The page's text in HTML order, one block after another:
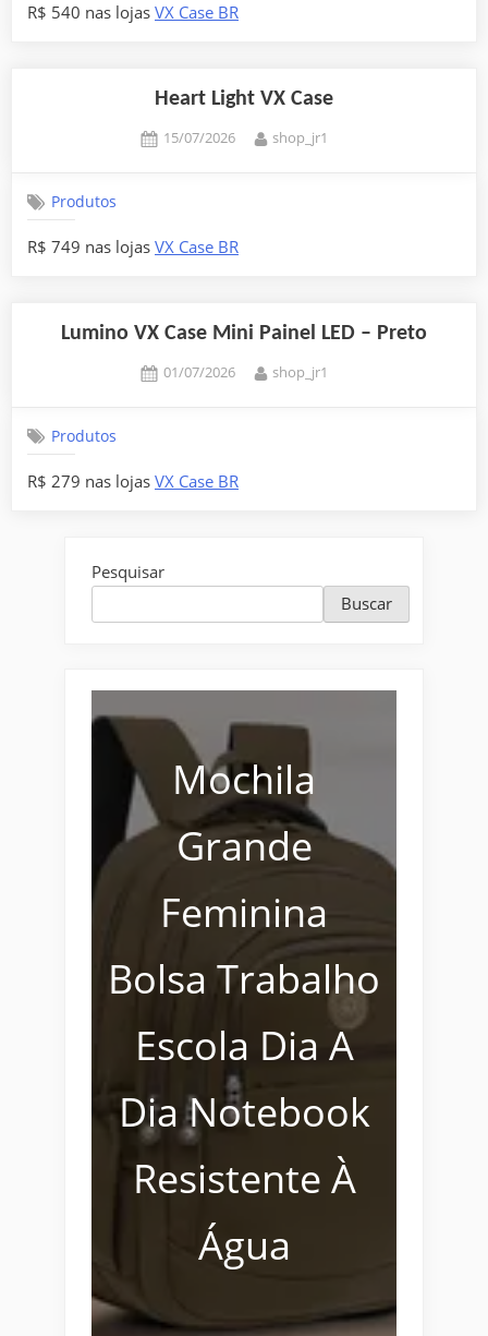
R$ 540 nas lojas VX Case BR
Heart Light VX Case
Posted
15/07/2026 By
shop_jr1
Produtos
R$ 749 nas lojas VX Case BR
Lumino VX Case Mini Painel LED – Preto
Posted
01/07/2026 By
shop_jr1
Produtos
R$ 279 nas lojas VX Case BR
Pesquisar
Buscar
Mochila
Grande
Feminina
Bolsa Trabalho
Escola Dia A
Dia Notebook
Resistente À
Água